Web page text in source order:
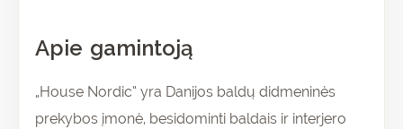
Apie gamintoją
„House Nordic“ yra Danijos baldų didmeninės
prekybos įmonė, besidominti baldais ir interjero